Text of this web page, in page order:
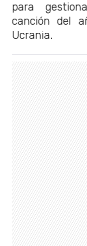
para
canción del
Ucrania.